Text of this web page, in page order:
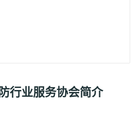
行业服务协会简介